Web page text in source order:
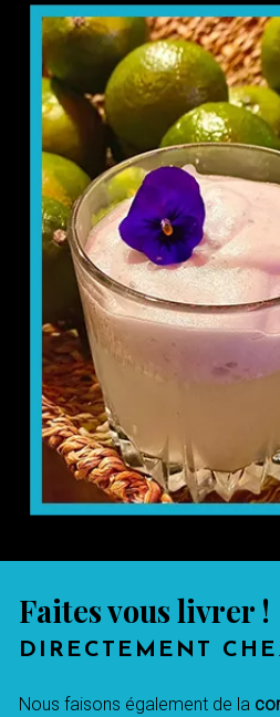
Faites vous livrer !
DIRECTEMENT
Nous faisons également de la